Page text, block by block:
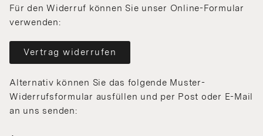
Für den Widerruf können Sie unser Online-Formular
verwenden:
Vertrag widerrufen
Alternativ können Sie das folgende Muster-
Widerrufsformular ausfüllen und per Post oder E-Mail
an uns senden: